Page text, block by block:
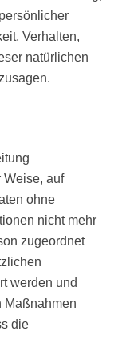
Verhalten,
natürlichen
Weise, auf
ohne
nicht mehr
zugeordnet
werden und
Maßnahmen
die